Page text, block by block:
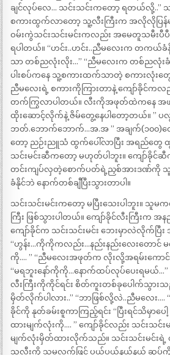
ချင်လုပ်လေ… သင်းသင်းကတော့ ရတယ်လို့..” သ
စကားထွက်လာတော့ သူ့လီးကြီးက အလိုလိုပြန်
ဝမ်းကွဲသင်းသင်းမင်းကလည်း အမေတူသမီး
ရပါတယ်။ “ဟင်း..ဟင်း..ညီမလေးက တကယ်ခံ
သာ တစ်ညလုံးလိုး…” “ညီမလေးက တစ်ညလုံးခံမှ
ပါးစပ်ကနေ သူ့စကားထက်သာတဲ့ စကားလုံးတွ
ညီမလေးရဲ့ စကားကိုကြားတာနဲ့ ကျော်ခိုင်ကလည်
တက်ကြွလာပါတယ်။ လီးကိုအဖုတ်ထဲကနေ အ
ထိုးဆောင့်လိုက်နဲ့ ဇိမ်တွေ့နေပါတော့တယ်။ ”
ဘတ်.ဘောက်ဘောက်…အ.အ ” အချက်(၁၀၀)လ
တော့ ညဉ်းညူသံ ထွက်ပေါ်လာပြီး အရည်တွေ
သင်းမင်းဆီကတော့ မဟုတ်ပါဘူး။ ကျော်ခိုင်ဆီက
တင်းကျပ်လှတဲ့စောက်ပတ်ရဲ့ညှစ်အားဒဏ်ကို သူ့
ခံနိုင်ဘဲ နောက်တစ်ချီပြီးသွားတာပါ။
သင်းသင်းမင်းကတော့ မပြီးသေးပါဘူး။ သူမ
ကြီး ဖြစ်သွားပါတယ်။ ကျော်ခိုင်လီးကြီးက အ
ကျော်ခိုင်က သင်းသင်းမင်း ဘေးမှာလဲလိုက်ပြီး
“ဟွန်း…ကိုကိုကလည်း…နည်းနည်းလေးတောင် မစ
ကို…. ” “ညီမလေးအဖုတ်က လိုးလို့အရမ်းကောင်
“မရဘူးနော်ကိုကို…နောက်ထပ်လုပ်ပေးရမယ်…”
လီးကြီးကိုကိုင်ရင်း စိတ်ကူးတစ်ခုပေါက်သွား
မှိတ်လိုက်ပါလား..” “ဘာဖြစ်လို့လဲ..ညီမလေး….
ခိုင်ကို နုတ်ခမ်းစူကာကြည့်ရင်း “ပြီးရင်သိမှာ
ထားမျက်လုံးကို…. ” ကျော်ခိုင်လည်း သင်းသ
မျက်လုံးမှိတ်ထားလိုက်သည်။ သင်းသင်းမင်း
သူ့လီးကို သူမလက်ဖြင့် ပယ်ပယ်နယ်နယ် ဆုပ်ကို